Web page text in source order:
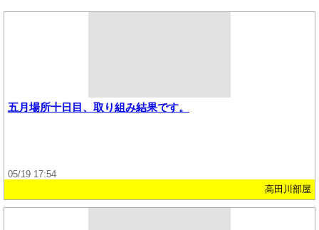
五月場所十日目、取り組み結果です。
05/19 17:54
高田川部屋